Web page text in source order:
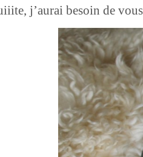
j’aurai besoin de